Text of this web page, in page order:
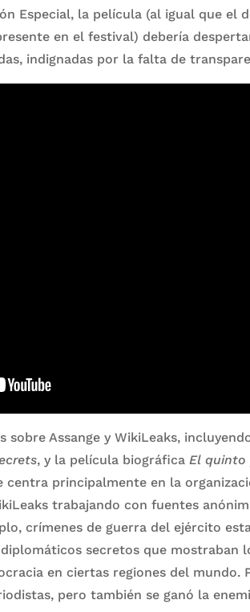
Especial, la película (al igual que el
en el festival) debería
indignadas por la falta de
sobre Assange y WikiLeaks,
, y la película biográfica El quinto
centra principalmente en la
trabajando con fuentes
crímenes de guerra del ejército
secretos que mostraban
en ciertas regiones del mundo.
pero también se ganó la